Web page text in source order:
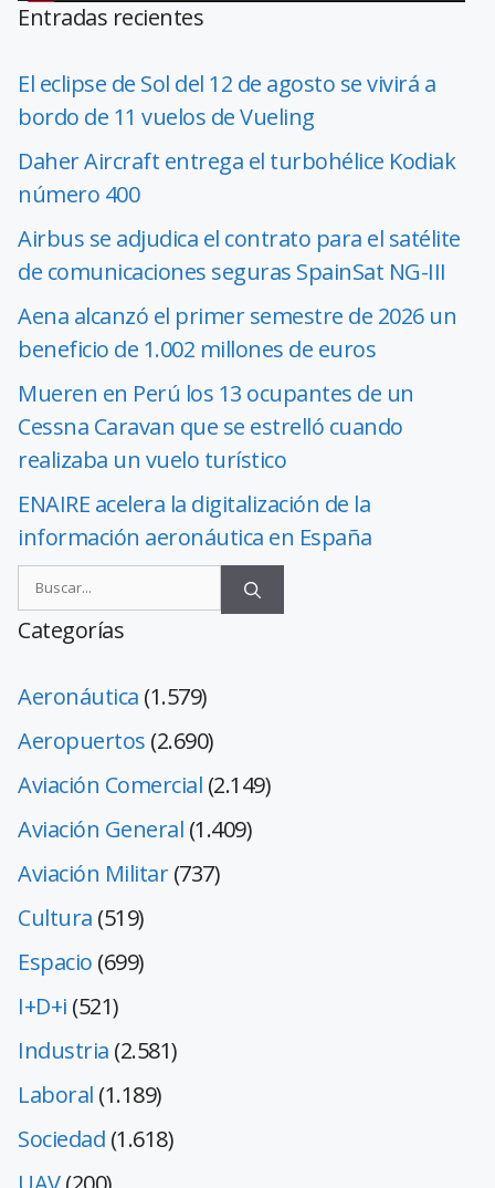
Entradas recientes
El eclipse de Sol del 12 de agosto se vivirá a
bordo de 11 vuelos de Vueling
Daher Aircraft entrega el turbohélice Kodiak
número 400
Airbus se adjudica el contrato para el satélite
de comunicaciones seguras SpainSat NG-III
Aena alcanzó el primer semestre de 2026 un
beneficio de 1.002 millones de euros
Mueren en Perú los 13 ocupantes de un
Cessna Caravan que se estrelló cuando
realizaba un vuelo turístico
ENAIRE acelera la digitalización de la
información aeronáutica en España
Categorías
Aeronáutica (1.579)
Aeropuertos (2.690)
Aviación Comercial (2.149)
Aviación General (1.409)
Aviación Militar(737)
Cultura (519)
Espacio (699)
I+D+i (521)
Industria (2.581)
Laboral (1.189)
Sociedad (1.618)